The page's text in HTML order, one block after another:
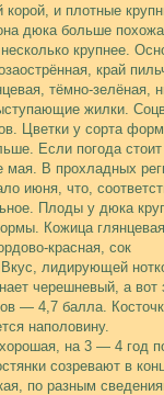
корой, и плотные
дюка больше
крупнее.
край
тёмно-зелёная,
жилки.
Цветки у сорта
Если погода стоит
мая. В прохладных
июня, что,
Плоды у дюка
Кожица
красная, сок
лидирующей
черешневый, а вот
— 4,7 балла.
наполовину.
хорошая, на 3 — 4 год
созревают в
по разным